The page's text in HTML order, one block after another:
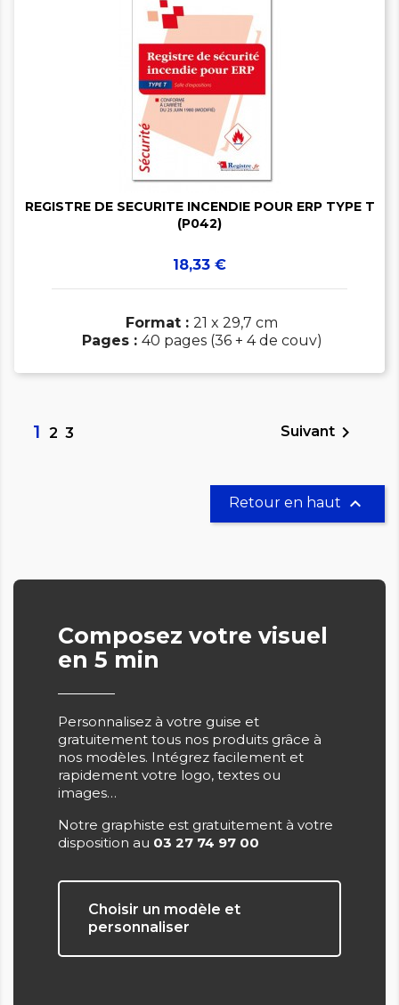


REGISTRE DE SECURITE INCENDIE POUR ERP TYPE T
(P042)
Prix
18,33 €
Format : 21 x 29,7 cm
Pages : 40 pages (36 + 4 de couv)
1 2 3 Suivant 
Retour en haut 
Composez votre visuel
en 5 min
Personnalisez à votre guise et
gratuitement tous nos produits grâce à
nos modèles. Intégrez facilement et
rapidement votre logo, textes ou
images…
Notre graphiste est gratuitement à votre
disposition au 03 27 74 97 00
Choisir un modèle et
personnaliser